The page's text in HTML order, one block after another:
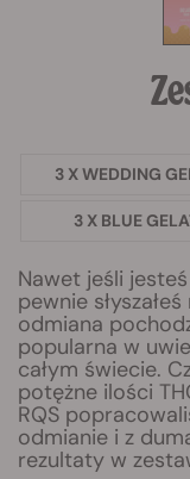
3 X WEDDING
3 X BLUE
Nawet jeśli
pewnie
odmiana
popularna w
całym świecie.
potężne ilości
RQS
odmianie i z
rezultaty w